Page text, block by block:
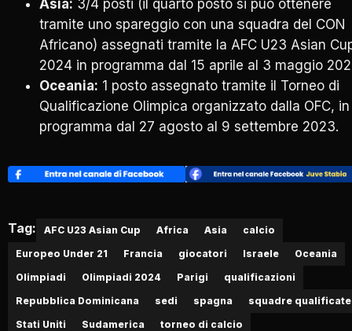
Asia: 3/4 posti (il quarto posto si può ottenere
tramite uno spareggio con una squadra del CON
Africano) assegnati tramite la AFC U23 Asian
2024 in programma dal 15 aprile al 3 maggio
Oceania: 1 posto assegnato tramite il Torneo di
Qualificazione Olimpica organizzato dalla OFC, in
programma dal 27 agosto al 9 settembre 2023.
Tag: AFC U23 Asian Cup Africa Asia
calcio
Europeo Under 21
Francia giocatori Israele
Oceania
Olimpiadi
Olimpiadi 2024 Parigi
qualificazioni
Repubblica Dominicana
sedi spagna
squadre qualificate
Stati Uniti
Sudamerica
torneo di calcio